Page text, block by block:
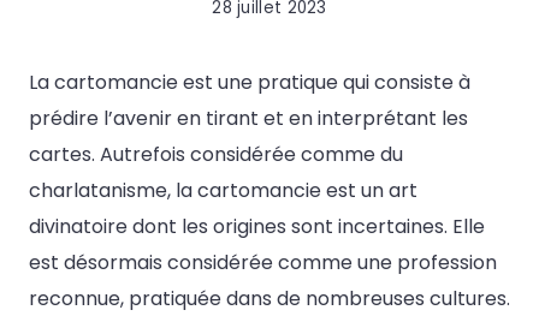
28 juillet 2023
La cartomancie est une pratique qui consiste à
prédire l’avenir en tirant et en interprétant les
cartes. Autrefois considérée comme du
charlatanisme, la cartomancie est un art
divinatoire dont les origines sont incertaines. Elle
est désormais considérée comme une profession
reconnue, pratiquée dans de nombreuses cultures.